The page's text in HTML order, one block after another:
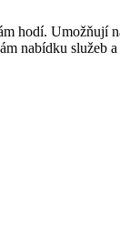
hodí. Umožňují
nabídku služeb